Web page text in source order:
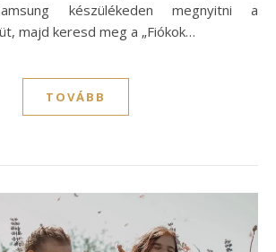
készülékeden megnyitni a
majd keresd meg a „Fiókok…
TOVÁBB